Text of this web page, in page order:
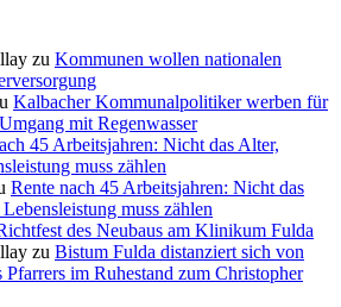
zu Kommunen wollen nationalen
Kalbacher Kommunalpolitiker werben für
mit Regenwasser
45 Arbeitsjahren: Nicht das Alter,
muss zählen
Rente nach 45 Arbeitsjahren: Nicht das
muss zählen
des Neubaus am Klinikum Fulda
zu Bistum Fulda distanziert sich von
Pfarrers im Ruhestand zum Christopher